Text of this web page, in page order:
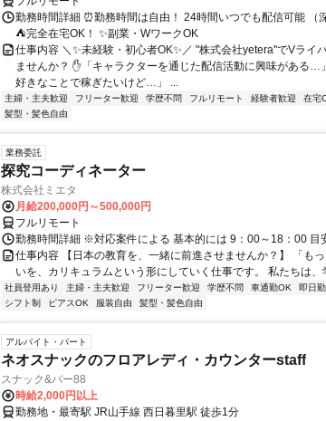
勤務時間詳細 ⏰勤務時間は自由！ 24時間いつでも配信可能 （
⛺完全在宅OK！ ✨副業・WワークOK
仕事内容 ＼✨未経験・初心者OK✨／ "株式会社yetera"でVライ
ませんか？ ✋「キャラクターを通じた配信活動に興味がある…
好きなことで稼ぎたいけど…」 ...
主婦・主夫歓迎 フリーター歓迎 学歴不問 フルリモート 経験者歓迎 在宅
髪型・髪色自由
業務委託
探究コーディネーター
株式会社ミエタ
月給200,000円～500,000円
フルリモート
勤務時間詳細 ※対応案件による 基本的には 9：00～18：00
仕事内容 【日本の教育を、一緒に前進させませんか？】 「も
いを、カリキュラムという形にしていく仕事です。 私たちは
社員登用あり 主婦・主夫歓迎 フリーター歓迎 学歴不問 車通勤OK 即日
シフト制
ピアスOK 服装自由 髪型・髪色自由
アルバイト・パート
ネオスナックのフロアレディ・カウンターstaff
スナック&バー88
時給2,000円以上
勤務地・最寄駅 JR山手線 西日暮里駅 徒歩1分